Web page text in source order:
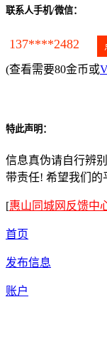
联系人手机/微信：
137****2482
(查看需要80金币或
特此声明：
信息真伪请自行辨
带责任! 希望我们的
[惠山同城网反馈中
首页
发布信息
账户